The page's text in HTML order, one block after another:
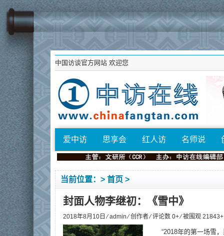
中国访谈官方网站 欢迎您
爱中访 思享会 红人访 名师说
当前位置：> 首页 >
封面人物李继初：《雪中》
2018年8月10日 ⁄admin⁄创作者⁄ 评论数 0+ ⁄ 被围观 21843+
“2018年的第一场雪